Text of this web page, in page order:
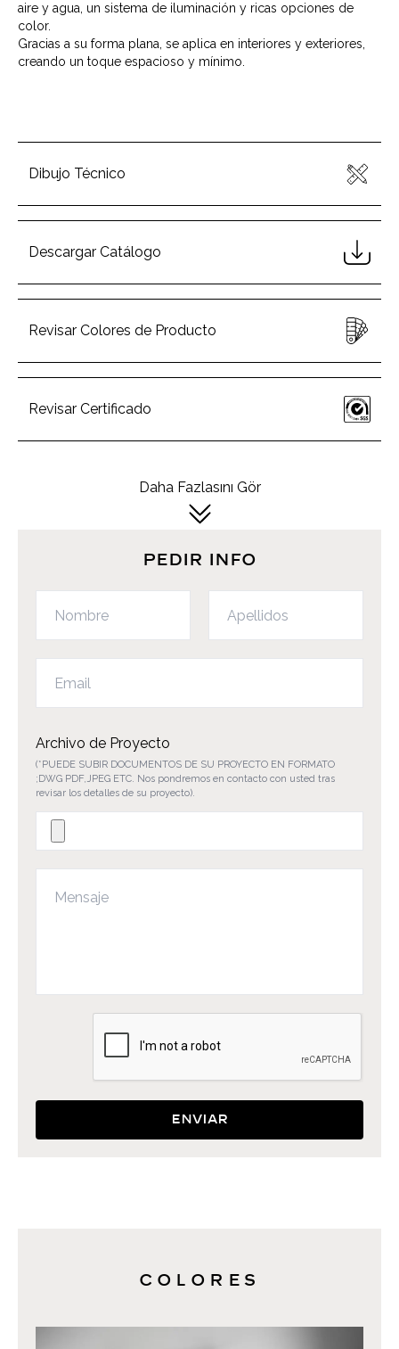
aire y agua, un sistema de iluminación y ricas opciones de
color.
Gracias a su forma plana, se aplica en interiores y exteriores,
creando un toque espacioso y mínimo.
Dibujo Técnico
Descargar Catálogo
Revisar Colores de Producto
Revisar Certificado
Daha Fazlasını Gör
PEDIR INFO
Archivo de Proyecto
(*PUEDE SUBIR DOCUMENTOS DE SU PROYECTO EN FORMATO
;DWG PDF,JPEG ETC. Nos pondremos en contacto con usted tras
revisar los detalles de su proyecto).
Enviar
COLORES